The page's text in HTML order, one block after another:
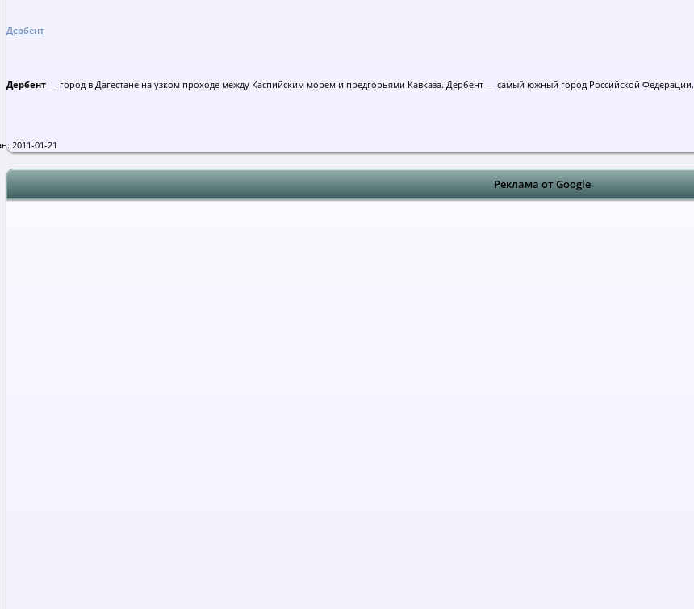
Дербент
Дербент — город в Дагестане на узком проходе между Каспийским морем и предгорьями Кавказа. Дербент — самый южный город Российской Федерации.
2011-01-21
Реклама от Google